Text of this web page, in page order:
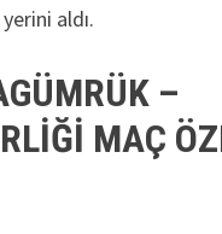
aldı.
–
MAÇ